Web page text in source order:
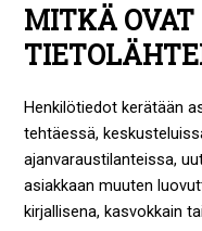
MITKÄ OVAT
Henkilötiedot kerätään
tehtäessä,
ajanvaraustilanteissa,
asiakkaan muuten
kirjallisena, kasvokkain